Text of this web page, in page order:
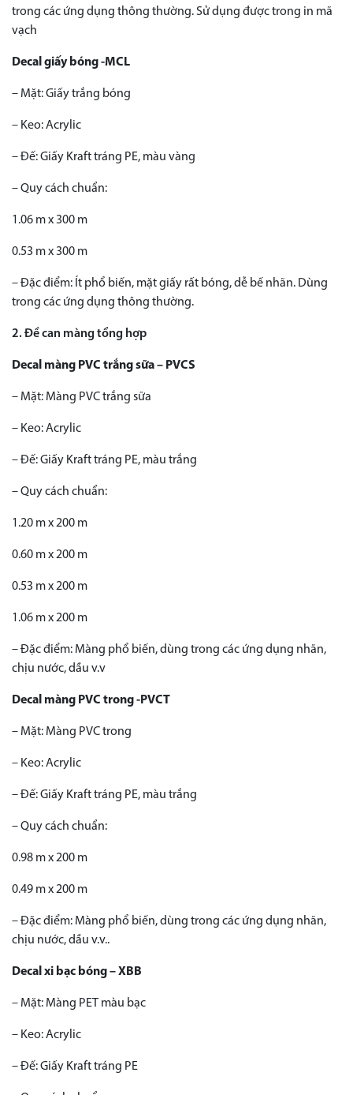
trong các ứng dụng thông thường. Sử dụng được trong in mã
vạch
Decal giấy bóng -MCL
– Mặt: Giấy trắng bóng
– Keo: Acrylic
– Đế: Giấy Kraft tráng PE, màu vàng
– Quy cách chuẩn:
1.06 m x 300 m
0.53 m x 300 m
– Đặc điểm: Ít phổ biến, mặt giấy rất bóng, dễ bế nhãn. Dùng
trong các ứng dụng thông thường.
2. Đề can màng tổng hợp
Decal màng PVC trắng sữa – PVCS
– Mặt: Màng PVC trắng sữa
– Keo: Acrylic
– Đế: Giấy Kraft tráng PE, màu trắng
– Quy cách chuẩn:
1.20 m x 200 m
0.60 m x 200 m
0.53 m x 200 m
1.06 m x 200 m
– Đặc điểm: Màng phổ biến, dùng trong các ứng dụng nhãn,
chịu nước, dầu v.v
Decal màng PVC trong -PVCT
– Mặt: Màng PVC trong
– Keo: Acrylic
– Đế: Giấy Kraft tráng PE, màu trắng
– Quy cách chuẩn:
0.98 m x 200 m
0.49 m x 200 m
– Đặc điểm: Màng phổ biến, dùng trong các ứng dụng nhãn,
chịu nước, dầu v.v..
Decal xi bạc bóng – XBB
– Mặt: Màng PET màu bạc
– Keo: Acrylic
– Đế: Giấy Kraft tráng PE